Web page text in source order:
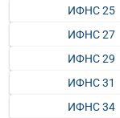
ИФНС 25
ИФНС 27
ИФНС 29
ИФНС 31
ИФНС 34